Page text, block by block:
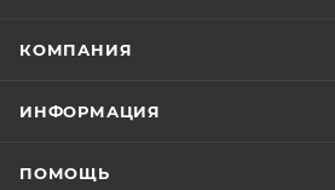
КОМПАНИЯ
ИНФОРМАЦИЯ
ПОМОЩЬ